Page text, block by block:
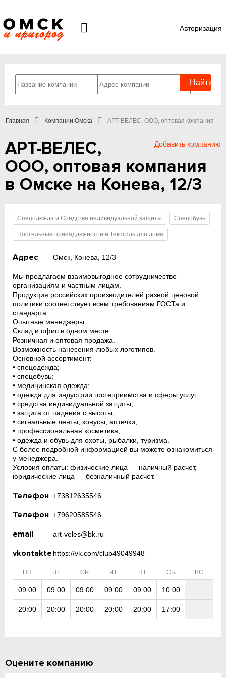
Авторизация
Главная Компании Омска АРТ-ВЕЛЕС, ООО, оптовая компания
Добавить компанию
АРТ-ВЕЛЕС,
ООО, оптовая компания
в Омске на Конева, 12/3
Спецодежда и Средства индивидуальной защиты Спецобувь
Постельные принадлежности и Текстиль для дома
Адрес Омск, Конева, 12/3
Мы предлагаем взаимовыгодное сотрудничество
организациям и частным лицам.
Продукция российских производителей разной ценовой
политики соответствует всем требованиям ГОСТа и
стандарта.
Опытные менеджеры.
Склад и офис в одном месте.
Розничная и оптовая продажа.
Возможность нанесения любых логотипов.
Основной ассортимент:
• спецодежда;
• спецобувь;
• медицинская одежда;
• одежда для индустрии гостеприимства и сферы услуг;
• средства индивидуальной защиты;
• защита от падения с высоты;
• сигнальные ленты, конусы, аптечки;
• профессиональная косметика;
• одежда и обувь для охоты, рыбалки, туризма.
С более подробной информацией вы можете ознакомиться
у менеджера.
Условия оплаты: физические лица — наличный расчет,
юридические лица — безналичный расчет.
Телефон +73812635546
Телефон +79620585546
email art-veles@bk.ru
vkontakte https://vk.com/club49049948
ПН ВТ СР ЧТ ПТ СБ ВС
09:00 09:00 09:00 09:00 09:00 10:00
20:00 20:00 20:00 20:00 20:00 17:00
Оцените компанию